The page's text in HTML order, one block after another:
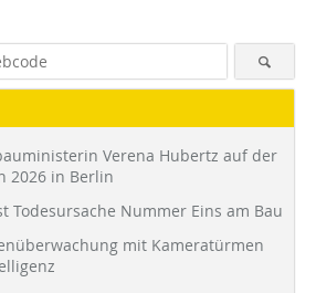
Verena Hubertz auf der
2026 in Berlin
Todesursache Nummer Eins am Bau
mit Kameratürmen